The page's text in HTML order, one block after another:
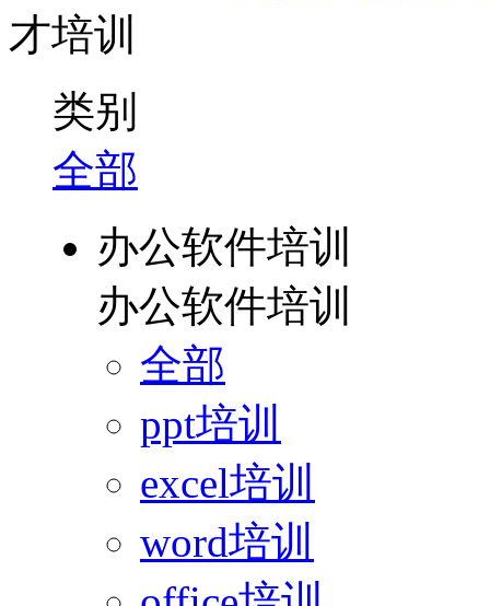
才培训
类别
全部
办公软件培训
办公软件培训
全部
ppt培训
excel培训
word培训